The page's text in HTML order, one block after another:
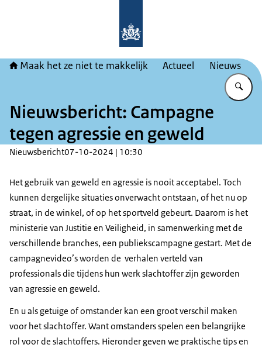
Maak het ze niet te makkelijk Actueel Nieuws
Nieuwsbericht: Campagne
tegen agressie en geweld
Nieuwsbericht07-10-2024 | 10:30
Het gebruik van geweld en agressie is nooit acceptabel. Toch
kunnen dergelijke situaties onverwacht ontstaan, of het nu op
straat, in de winkel, of op het sportveld gebeurt. Daarom is het
ministerie van Justitie en Veiligheid, in samenwerking met de
verschillende branches, een publiekscampagne gestart. Met de
campagnevideo’s worden de verhalen verteld van
professionals die tijdens hun werk slachtoffer zijn geworden
van agressie en geweld.
En u als getuige of omstander kan een groot verschil maken
voor het slachtoffer. Want omstanders spelen een belangrijke
rol voor de slachtoffers. Hieronder geven we praktische tips en